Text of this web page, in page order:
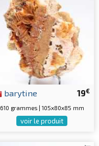
19€
barytine
610 grammes | 105x80x85 mm
voir le produit